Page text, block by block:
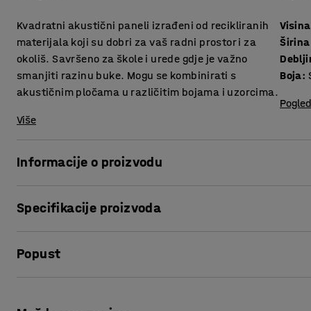
Kvadratni akustični paneli izrađeni od recikliranih
materijala koji su dobri za vaš radni prostor i za
okoliš. Savršeno za škole i urede gdje je važno
smanjiti razinu buke. Mogu se kombinirati s
akustičnim pločama u različitim bojama i uzorcima.
Više
Visina
Širina
Boja:
Informacije o proizvodu
uključujući urede, škole, knjižnice i sportske dvorane.
restoranima. Paneli su izrađeni od recikliranog PET-a,
Specifikacije proizvoda
Širina: 600
Materijal
Popust